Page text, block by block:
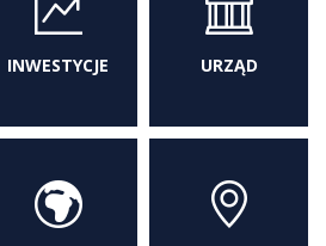
INWESTYCJE URZĄD